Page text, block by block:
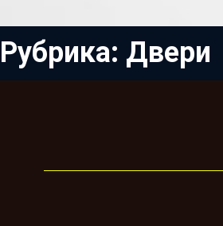
Рубрика: Двери